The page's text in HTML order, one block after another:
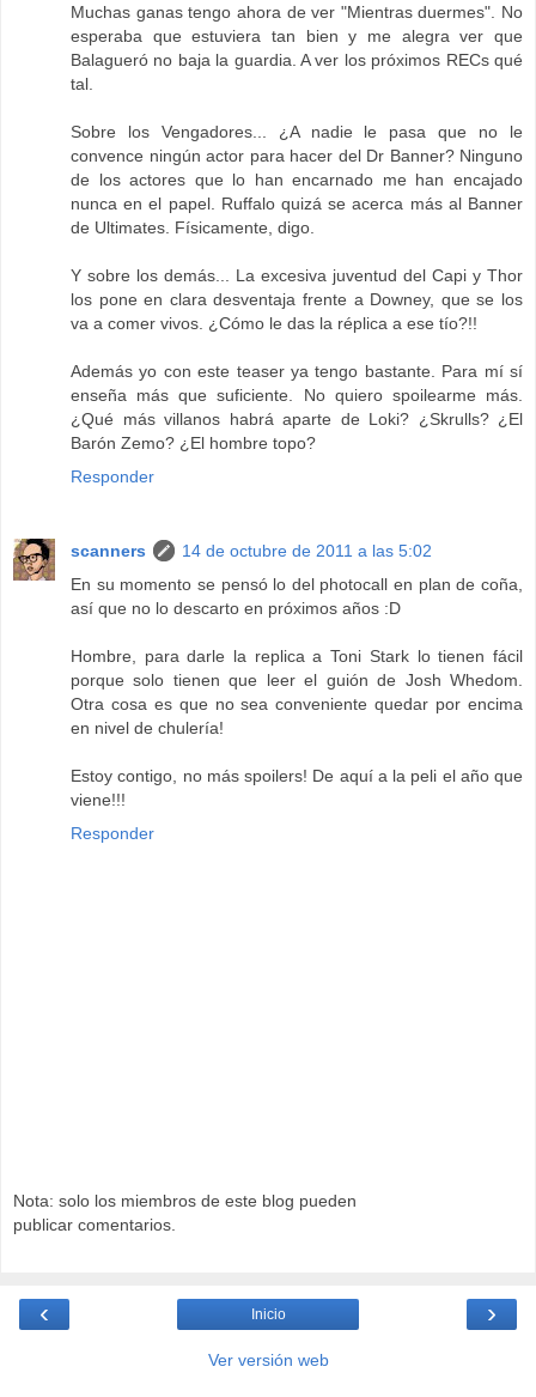
Muchas ganas tengo ahora de ver "Mientras duermes". No
esperaba que estuviera tan bien y me alegra ver que
Balagueró no baja la guardia. A ver los próximos RECs qué
tal.
Sobre los Vengadores... ¿A nadie le pasa que no le
convence ningún actor para hacer del Dr Banner? Ninguno
de los actores que lo han encarnado me han encajado
nunca en el papel. Ruffalo quizá se acerca más al Banner
de Ultimates. Físicamente, digo.
Y sobre los demás... La excesiva juventud del Capi y Thor
los pone en clara desventaja frente a Downey, que se los
va a comer vivos. ¿Cómo le das la réplica a ese tío?!!
Además yo con este teaser ya tengo bastante. Para mí sí
enseña más que suficiente. No quiero spoilearme más.
¿Qué más villanos habrá aparte de Loki? ¿Skrulls? ¿El
Barón Zemo? ¿El hombre topo?
Responder
scanners
14 de octubre de 2011 a las 5:02
En su momento se pensó lo del photocall en plan de coña,
así que no lo descarto en próximos años :D
Hombre, para darle la replica a Toni Stark lo tienen fácil
porque solo tienen que leer el guión de Josh Whedom.
Otra cosa es que no sea conveniente quedar por encima
en nivel de chulería!
Estoy contigo, no más spoilers! De aquí a la peli el año que
viene!!!
Responder
Nota: solo los miembros de este blog pueden
publicar comentarios.
‹ ›
Inicio
Ver versión web